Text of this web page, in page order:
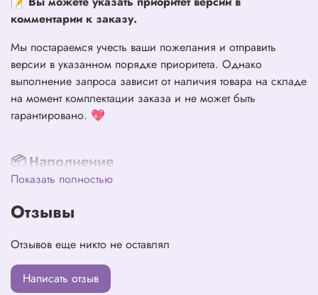
комментарии к заказу.
Мы постараемся учесть ваши пожелания и отправить
версии в указанном порядке приоритета. Однако
выполнение запроса зависит от наличия товара на складе
на момент комплектации заказа и не может быть
гарантировано. 💖
📦 Наполнение
Буклет — 1 шт.
CD-диск — 1 шт.
Фотокарта — 1 случайная из 6 видов
Складной постер — 1 шт.
Показать полностью
Отзывы
Отзывов еще никто не оставлял
Написать отзыв